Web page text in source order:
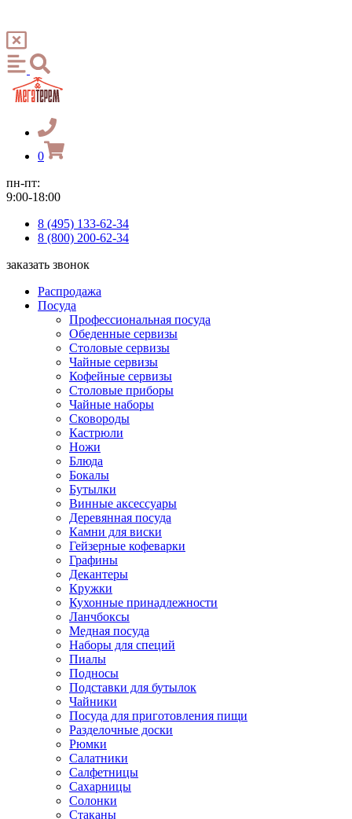
0
пн-пт:
9:00-18:00
8 (495) 133-62-34
8 (800) 200-62-34
заказать звонок
Распродажа
Посуда
Профессиональная посуда
Обеденные сервизы
Столовые сервизы
Чайные сервизы
Кофейные сервизы
Столовые приборы
Чайные наборы
Сковороды
Кастрюли
Ножи
Блюда
Бокалы
Бутылки
Винные аксессуары
Деревянная посуда
Камни для виски
Гейзерные кофеварки
Графины
Декантеры
Кружки
Кухонные принадлежности
Ланчбоксы
Медная посуда
Наборы для специй
Пиалы
Подносы
Подставки для бутылок
Чайники
Посуда для приготовления пищи
Разделочные доски
Рюмки
Салатники
Салфетницы
Сахарницы
Солонки
Стаканы